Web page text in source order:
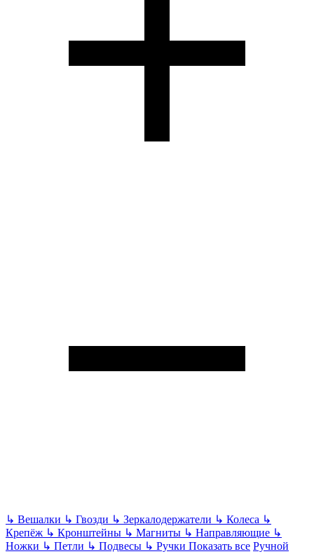
↳ Вешалки ↳ Гвозди ↳ Зеркалодержатели ↳ Колеса ↳
Крепёж ↳ Кронштейны ↳ Магниты ↳ Направляющие ↳
Ножки ↳ Петли ↳ Подвесы ↳ Ручки Показать все Ручной